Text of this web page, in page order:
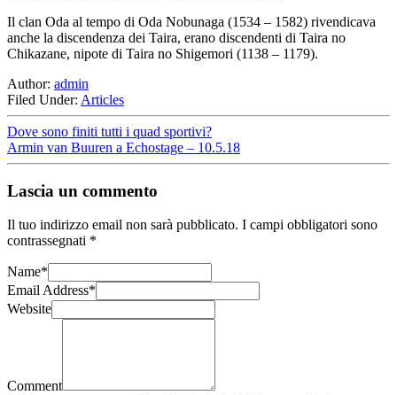
Il clan Oda al tempo di Oda Nobunaga (1534 – 1582) rivendicava
anche la discendenza dei Taira, erano discendenti di Taira no
Chikazane, nipote di Taira no Shigemori (1138 – 1179).
Author: admin
Filed Under: Articles
Dove sono finiti tutti i quad sportivi?
Armin van Buuren a Echostage – 10.5.18
Lascia un commento
Il tuo indirizzo email non sarà pubblicato. I campi obbligatori sono
contrassegnati *
Name*
Email Address*
Website
Comment